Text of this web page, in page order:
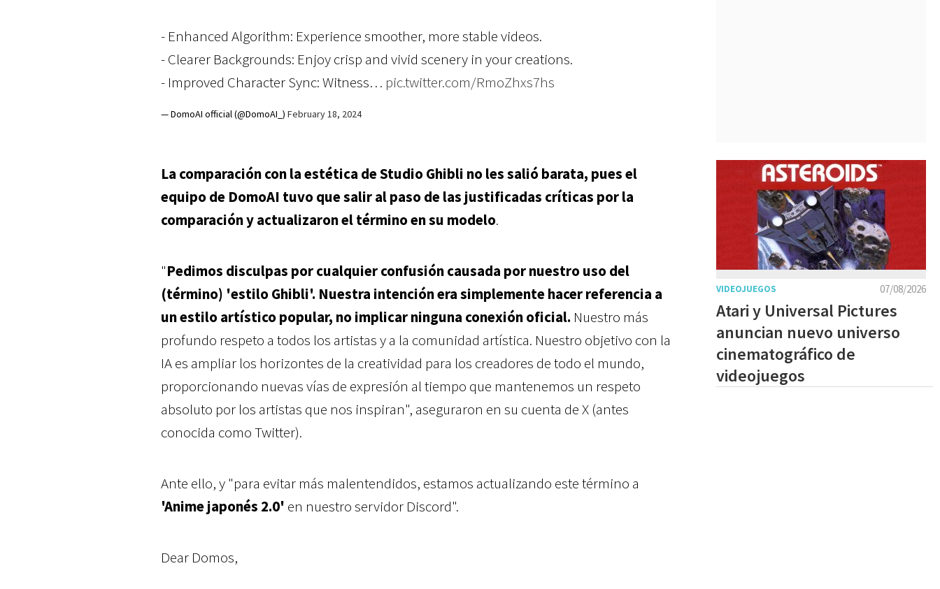
- Enhanced Algorithm: Experience smoother, more stable videos.
- Clearer Backgrounds: Enjoy crisp and vivid scenery in your creations.
- Improved Character Sync: Witness… pic.twitter.com/RmoZhxs7hs
— DomoAI official (@DomoAI_) February 18, 2024
La comparación con la estética de Studio Ghibli no les salió barata, pues el
equipo de DomoAI tuvo que salir al paso de las justificadas críticas por la
comparación y actualizaron el término en su modelo.
"Pedimos disculpas por cualquier confusión causada por nuestro uso del
(término) 'estilo Ghibli'. Nuestra intención era simplemente hacer referencia a
un estilo artístico popular, no implicar ninguna conexión oficial. Nuestro más
profundo respeto a todos los artistas y a la comunidad artística. Nuestro objetivo con la
IA es ampliar los horizontes de la creatividad para los creadores de todo el mundo,
proporcionando nuevas vías de expresión al tiempo que mantenemos un respeto
absoluto por los artistas que nos inspiran", aseguraron en su cuenta de X (antes
conocida como Twitter).
Ante ello, y "para evitar más malentendidos, estamos actualizando este término a
'Anime japonés 2.0' en nuestro servidor Discord".
Dear Domos,
07/08/2026
VIDEOJUEGOS
Atari y Universal Pictures
anuncian nuevo universo
cinematográfico de
videojuegos